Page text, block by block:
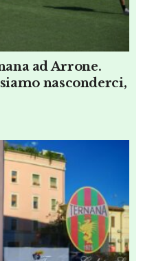
ai tifosi
ha detto di volerli